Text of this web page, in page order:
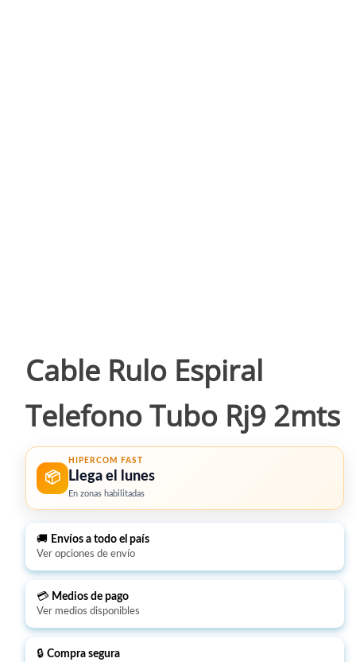
Cable Rulo Espiral
Telefono Tubo Rj9 2mts
📦
HIPERCOM FAST
Llega el lunes
En zonas habilitadas
🚚 Envíos a todo el país
Ver opciones de envío
💳 Medios de pago
Ver medios disponibles
🔒 Compra segura